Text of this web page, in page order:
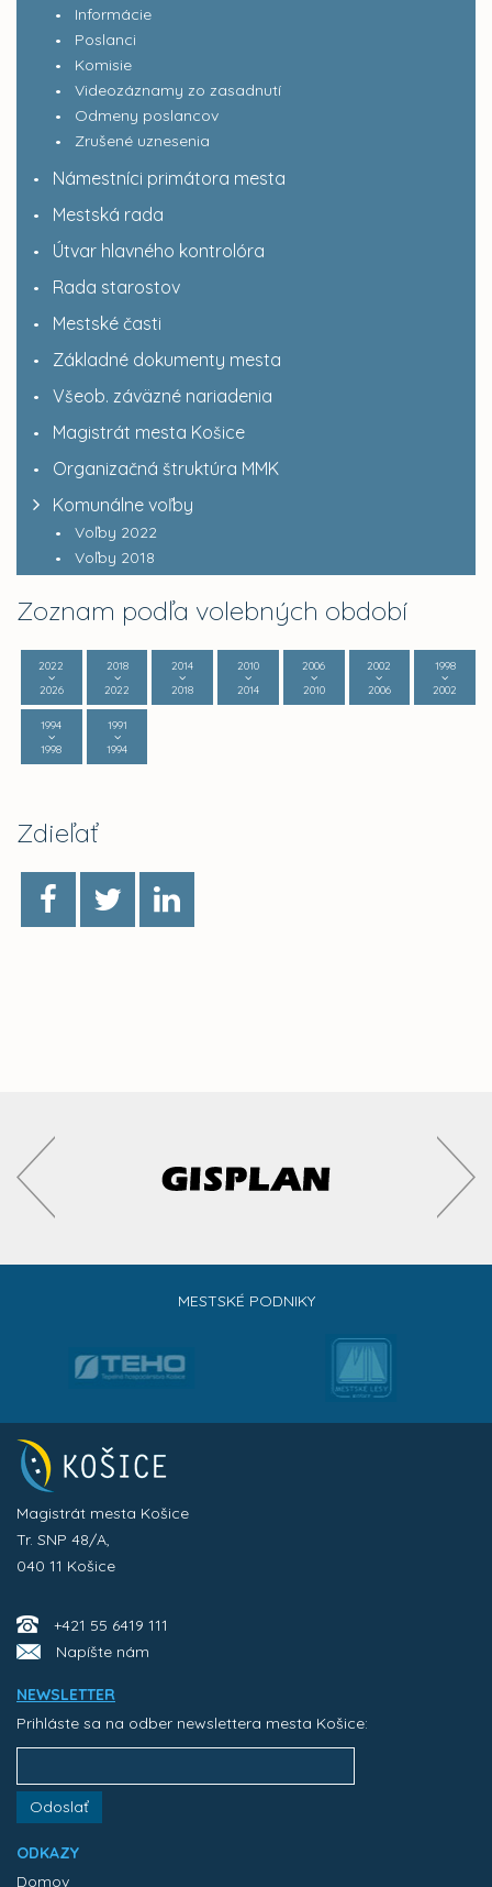
Informácie
Poslanci
Komisie
Videozáznamy zo zasadnutí
Odmeny poslancov
Zrušené uznesenia
Námestníci primátora mesta
Mestská rada
Útvar hlavného kontrolóra
Rada starostov
Mestské časti
Základné dokumenty mesta
Všeob. záväzné nariadenia
Magistrát mesta Košice
Organizačná štruktúra MMK
Komunálne voľby
Voľby 2022
Voľby 2018
Zoznam podľa volebných období
2022
2026
2018
2022
2014
2018
2010
2014
2006
2010
2002
2006
1998
2002
1994
1998
1991
1994
Zdieľať
MESTSKÉ PODNIKY
Magistrát mesta Košice
Tr. SNP 48/A,
040 11 Košice
+421 55 6419 111
Napíšte nám
NEWSLETTER
Prihláste sa na odber newslettera mesta Košice:
Odoslať
ODKAZY
Domov